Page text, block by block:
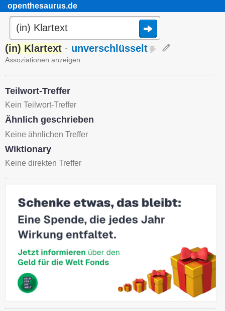
openthesaurus.de
(in) Klartext · unverschlüsselt
Assoziationen anzeigen
Teilwort-Treffer
Kein Teilwort-Treffer
Ähnlich geschrieben
Keine ähnlichen Treffer
Wiktionary
Keine direkten Treffer